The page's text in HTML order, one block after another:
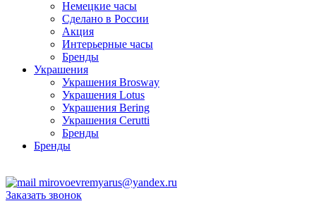
Немецкие часы
Сделано в России
Акция
Интерьерные часы
Бренды
Украшения
Украшения Brosway
Украшения Lotus
Украшения Bering
Украшения Cerutti
Бренды
Бренды
mirovoevremyarus@yandex.ru
Заказать звонок